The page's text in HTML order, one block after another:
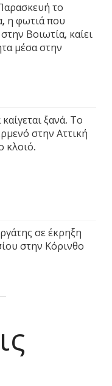
το
η φωτιά που
Βοιωτία, καίει
μέσα στην
ξανά. Το
στην Αττική
κλοιό.
σε έκρηξη
στην Κόρινθο